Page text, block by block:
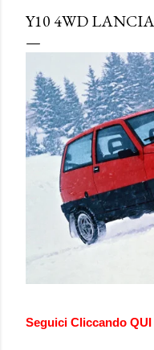
Y10 4WD
Seguici Cliccando QUI